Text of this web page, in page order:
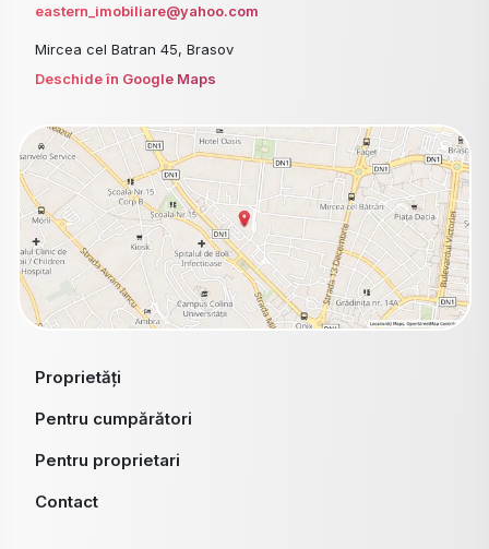
eastern_imobiliare@yahoo.com
Mircea cel Batran 45, Brasov
Deschide în Google Maps
Proprietăți
Pentru cumpărători
Pentru proprietari
Contact